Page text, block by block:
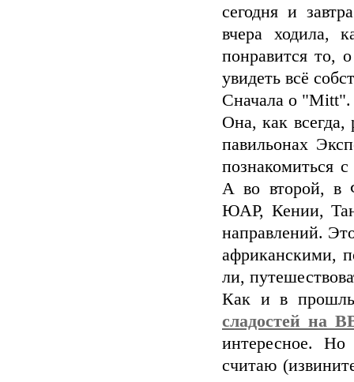
сегодня и
вчера ходила,
понравится то,
увидеть всё
Сначала о "Mitt".
Она, как всегда,
павильонах
познакомиться
А во второй, в
ЮАР, Кении,
направлений.
африканскими,
ли,
Как и в
сладостей на
интересное.
считаю